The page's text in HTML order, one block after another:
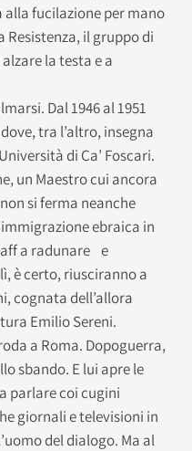
alla fucilazione per mano
Resistenza, il gruppo di
la testa e a
Dal 1946 al 1951
tra l’altro, insegna
di Ca’ Foscari.
un Maestro cui ancora
si ferma neanche
ebraica in
a radunare e
è certo, riusciranno a
cognata dell’allora
Emilio Sereni.
a Roma. Dopoguerra,
sbando. E lui apre le
parlare coi cugini
giornali e televisioni in
del dialogo. Ma al